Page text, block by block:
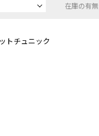
在庫の有無